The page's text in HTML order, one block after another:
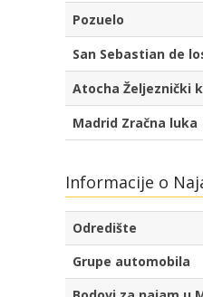
Pozuelo
San Sebastian de
Atocha Željeznički
Madrid Zračna luka
Informacije o
Odredište
Grupe automobila